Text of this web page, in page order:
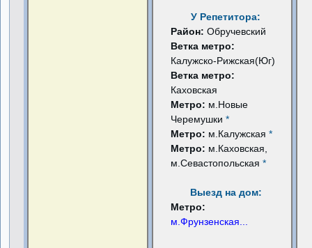
У Репетитора:
Район:Обручевский
Ветка метро:
Калужско-Рижская(Юг)
Ветка метро:
Каховская
Метро: м.Новые
Черемушки*
Метро: м.Калужская*
Метро: м.Каховская,
м.Севастопольская*
Выезд на дом:
Метро:
м.Фрунзенская